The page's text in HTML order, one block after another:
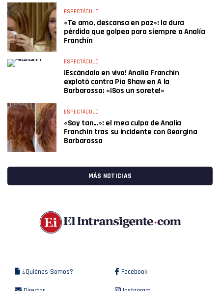
ESPECTÁCULO
«Te amo, descansa en paz»: la dura
pérdida que golpea para siempre a Analía
Franchín
ESPECTÁCULO
¡Escándalo en vivo! Analía Franchín
explotó contra Pía Shaw en A la
Barbarossa: «¡Sos un sorete!»
ESPECTÁCULO
«Soy tan…»: el mea culpa de Analía
Franchín tras su incidente con Georgina
Barbarossa
MÁS NOTICIAS
¿Quiénes Somos? Facebook